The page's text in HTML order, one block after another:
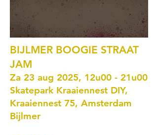
BIJLMER BOOGIE STRAAT
JAM
Za 23 aug 2025, 12u00 - 21u00
Skatepark Kraaiennest DIY,
Kraaiennest 75, Amsterdam
Bijlmer